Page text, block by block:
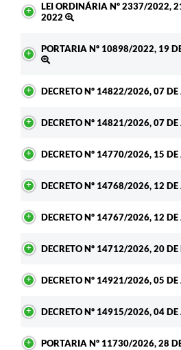
LEI ORDINÁRIA Nº 2337/2022,
2022
PORTARIA Nº 10898/2022, 19
DECRETO Nº 14822/2026, 07
DECRETO Nº 14821/2026, 07
DECRETO Nº 14770/2026, 15
DECRETO Nº 14768/2026, 12
DECRETO Nº 14767/2026, 12
DECRETO Nº 14712/2026, 20
DECRETO Nº 14921/2026, 05 DE
DECRETO Nº 14915/2026, 04 DE
PORTARIA Nº 11730/2026, 28